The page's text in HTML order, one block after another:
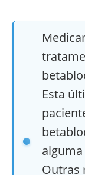
Esta
Outras